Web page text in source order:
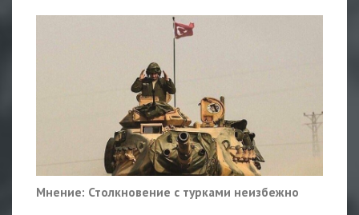
Мнение: Столкновение с турками неизбежно